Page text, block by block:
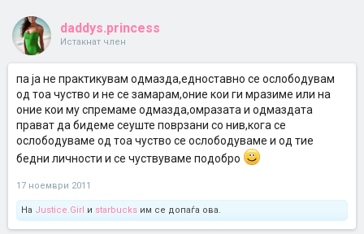
daddys.princess
Истакнат член
па ја не практикувам одмазда,едноставно се ослободувам
од тоа чуство и не се замарам,оние кои ги мразиме или на
оние кои му спремаме одмазда,омразата и одмаздата
прават да бидеме сеуште поврзани со нив,кога се
ослободуваме од тоа чуство се ослободуваме и од тие
бедни личности и се чуствуваме подобро
17 ноември 2011
На Justice.Girl и starbucks им се допаѓа ова.